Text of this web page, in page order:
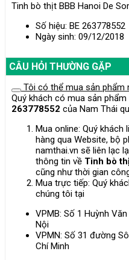
Hanoi
-
BE
263778552
Tinh bò thịt BBB Hanoi De
Số hiệu: BE 263778552
Ngày sinh: 09/12/2018
CÂU HỎI THƯỜNG GẶP
Tôi có thể mua sản phẩm
Quý khách có mua sản phẩm
263778552 của Nam Thái
Mua online: Quý
hàng qua Website, bộ
namthai.vn sẽ liên lạc
thông tin về Tinh bò
cũng như thời gian
Mua trực tiếp: Quý
chúng tôi tại
VPMB: Số 1 Huỳnh
Nội
VPMN: Số 31 đường
Chí Minh